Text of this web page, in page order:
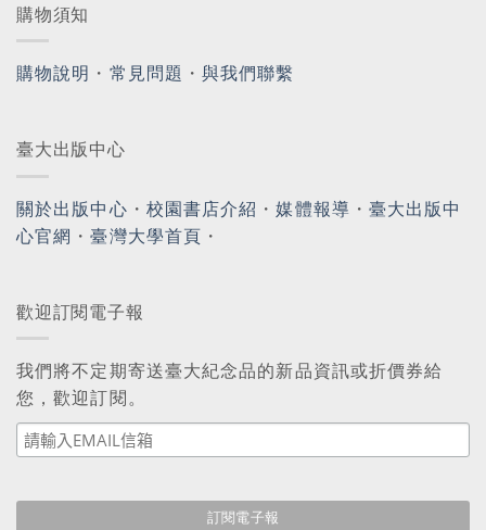
購物須知
購物說明 ・ 常見問題 ・與我們聯繫
臺大出版中心
關於出版中心 ・ 校園書店介紹 ・媒體報導 ・ 臺大出版中
心官網 ・臺灣大學首頁 ・
歡迎訂閱電子報
我們將不定期寄送臺大紀念品的新品資訊或折價券給
您，歡迎訂閱。